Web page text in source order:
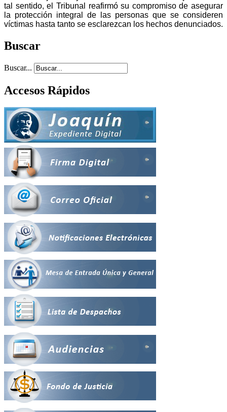
tal sentido, el Tribunal reafirmó su compromiso de asegurar
la protección integral de las personas que se consideren
víctimas hasta tanto se esclarezcan los hechos denunciados.
Buscar
Buscar...
Accesos Rápidos